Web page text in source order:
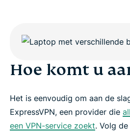
Hoe komt u
Het is eenvoudig om aan de
ExpressVPN, een provider die
een VPN-service zoekt. Volg